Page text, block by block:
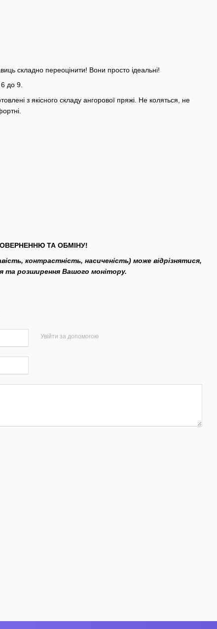
складно переоцінити! Вони просто ідеальні!
6 до 9.
з якісного складу ангорової пряжі. Не коляться, не
ТА ОБМІНУ!
контрастність, насиченість) може відрізнятися,
та розширення Вашого монітору.
Увійти за допомогою